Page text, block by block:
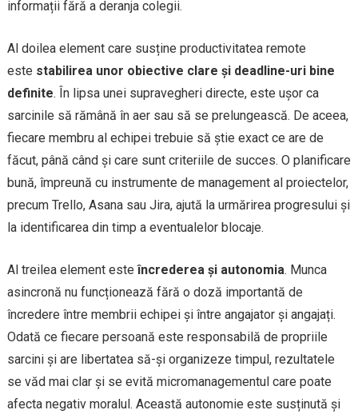
informații fără a deranja colegii.
Al doilea element care susține productivitatea remote
este stabilirea unor obiective clare și deadline-uri bine
definite. În lipsa unei supravegheri directe, este ușor ca
sarcinile să rămână în aer sau să se prelungească. De aceea,
fiecare membru al echipei trebuie să știe exact ce are de
făcut, până când și care sunt criteriile de succes. O planificare
bună, împreună cu instrumente de management al proiectelor,
precum Trello, Asana sau Jira, ajută la urmărirea progresului și
la identificarea din timp a eventualelor blocaje.
Al treilea element esteîncrederea și autonomia. Munca
asincronă nu funcționează fără o doză importantă de
încredere între membrii echipei și între angajator și angajați.
Odată ce fiecare persoană este responsabilă de propriile
sarcini și are libertatea să-și organizeze timpul, rezultatele
se văd mai clar și se evită micromanagementul care poate
afecta negativ moralul. Această autonomie este susținută și